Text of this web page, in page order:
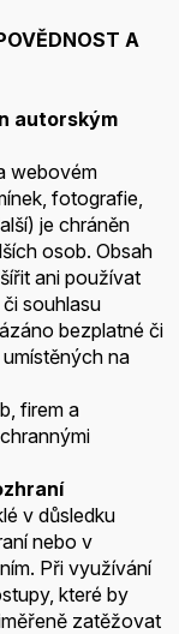
A
autorským
webovém
fotografie,
je chráněn
osob. Obsah
ani používat
souhlasu
bezplatné či
na
firem a
v důsledku
nebo v
Při využívání
které by
zatěžovat